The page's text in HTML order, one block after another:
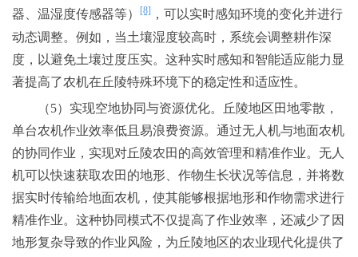
器、温湿度传感器等）
[8]
，可以实时感知环境的变化并进行
动态调整。例如，当土壤湿度较高时，系统会调整耕作深
度，以避免土壤过度压实。这种实时感知和智能适应能力显
著提高了农机在丘陵特殊环境下的稳定性和适应性。
（5）实现空地协同与资源优化。丘陵地区田地零散，
单台农机作业效率低且易浪费资源。通过无人机与地面农机
的协同作业，实现对丘陵农田的高效管理和精准作业。无人
机可以快速获取农田的地形、作物生长状况等信息，并将数
据实时传输给地面农机，使其能够根据地形和作物需求进行
精准作业。这种协同模式不仅提高了作业效率，还减少了因
地形复杂导致的作业风险，为丘陵地区的农业现代化提供了